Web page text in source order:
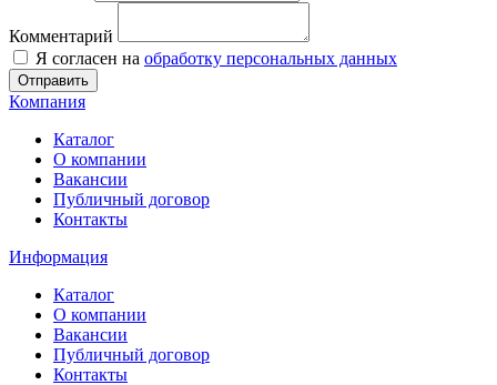
Комментарий
Я согласен на обработку персональных данных
Отправить
Компания
Каталог
О компании
Вакансии
Публичный договор
Контакты
Информация
Каталог
О компании
Вакансии
Публичный договор
Контакты